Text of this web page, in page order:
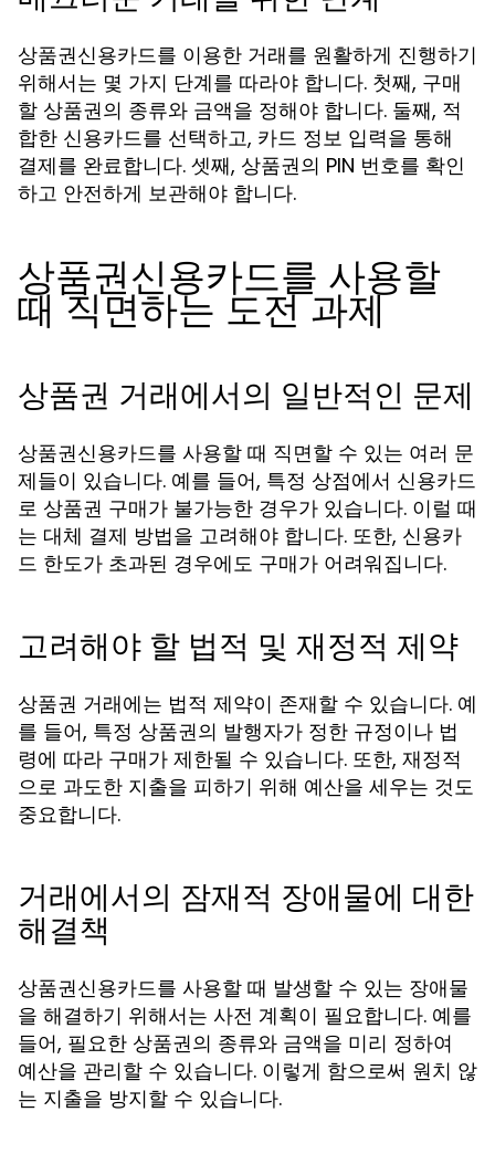
상품권신용카드를 이용한 거래를 원활하게 진행하기
위해서는 몇 가지 단계를 따라야 합니다. 첫째, 구매
할 상품권의 종류와 금액을 정해야 합니다. 둘째, 적
합한 신용카드를 선택하고, 카드 정보 입력을 통해
결제를 완료합니다. 셋째, 상품권의 PIN 번호를 확인
하고 안전하게 보관해야 합니다.
상품권신용카드를 사용할
때 직면하는 도전 과제
상품권 거래에서의 일반적인 문제
상품권신용카드를 사용할 때 직면할 수 있는 여러 문
제들이 있습니다. 예를 들어, 특정 상점에서 신용카드
로 상품권 구매가 불가능한 경우가 있습니다. 이럴 때
는 대체 결제 방법을 고려해야 합니다. 또한, 신용카
드 한도가 초과된 경우에도 구매가 어려워집니다.
고려해야 할 법적 및 재정적 제약
상품권 거래에는 법적 제약이 존재할 수 있습니다. 예
를 들어, 특정 상품권의 발행자가 정한 규정이나 법
령에 따라 구매가 제한될 수 있습니다. 또한, 재정적
으로 과도한 지출을 피하기 위해 예산을 세우는 것도
중요합니다.
거래에서의 잠재적 장애물에 대한
해결책
상품권신용카드를 사용할 때 발생할 수 있는 장애물
을 해결하기 위해서는 사전 계획이 필요합니다. 예를
들어, 필요한 상품권의 종류와 금액을 미리 정하여
예산을 관리할 수 있습니다. 이렇게 함으로써 원치 않
는 지출을 방지할 수 있습니다.